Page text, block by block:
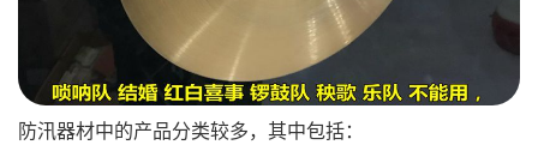
防汛器材中的产品分类较多，其中包括：